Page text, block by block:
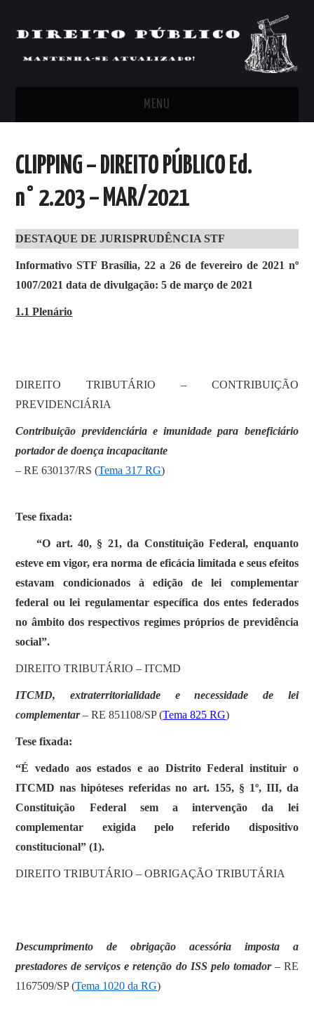
MENU
ARTIGOS, COMENTÁRIOS E PONTOS
CLIPPING’S
CONTATO
SOBRE
CLIPPING – DIREITO PÚBLICO Ed.
n° 2.203 – MAR/2021
DESTAQUE DE JURISPRUDÊNCIA STF
Informativo STF Brasília, 22 a 26 de fevereiro de 2021 nº
1007/2021 data de divulgação: 5 de março de 2021
1.1 Plenário
DIREITO TRIBUTÁRIO – CONTRIBUIÇÃO
PREVIDENCIÁRIA
Contribuição previdenciária e imunidade para beneficiário
portador de doença incapacitante
– RE 630137/RS (Tema 317 RG)
Tese fixada:
“O art. 40, § 21, da Constituição Federal, enquanto
esteve em vigor, era norma de eficácia limitada e seus efeitos
estavam condicionados à edição de lei complementar
federal ou lei regulamentar específica dos entes federados
no âmbito dos respectivos regimes próprios de previdência
social”.
DIREITO TRIBUTÁRIO – ITCMD
ITCMD, extraterritorialidade e necessidade de lei
complementar– RE 851108/SP (Tema 825 RG)
Tese fixada:
“É vedado aos estados e ao Distrito Federal instituir o
ITCMD nas hipóteses referidas no art. 155, § 1º, III, da
Constituição Federal sem a intervenção da lei
complementar exigida pelo referido dispositivo
constitucional” (1).
DIREITO TRIBUTÁRIO – OBRIGAÇÃO TRIBUTÁRIA
Descumprimento de obrigação acessória imposta a
prestadores de serviços e retenção do ISS pelo tomador – RE
1167509/SP (Tema 1020 da RG)